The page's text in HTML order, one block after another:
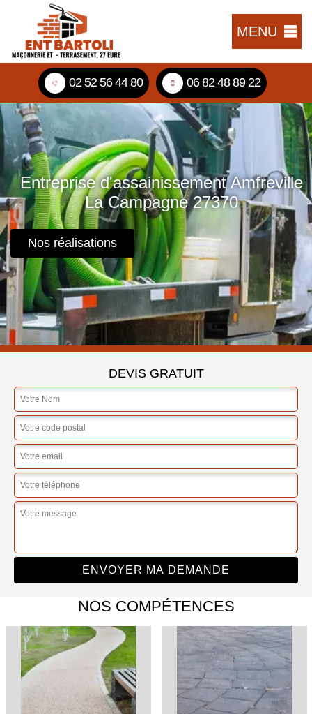
MENU
02 52 56 44 80 06 82 48 89 22
Entreprise d'assainissement Amfreville
La Campagne 27370
Nos réalisations
DEVIS GRATUIT
NOS COMPÉTENCES